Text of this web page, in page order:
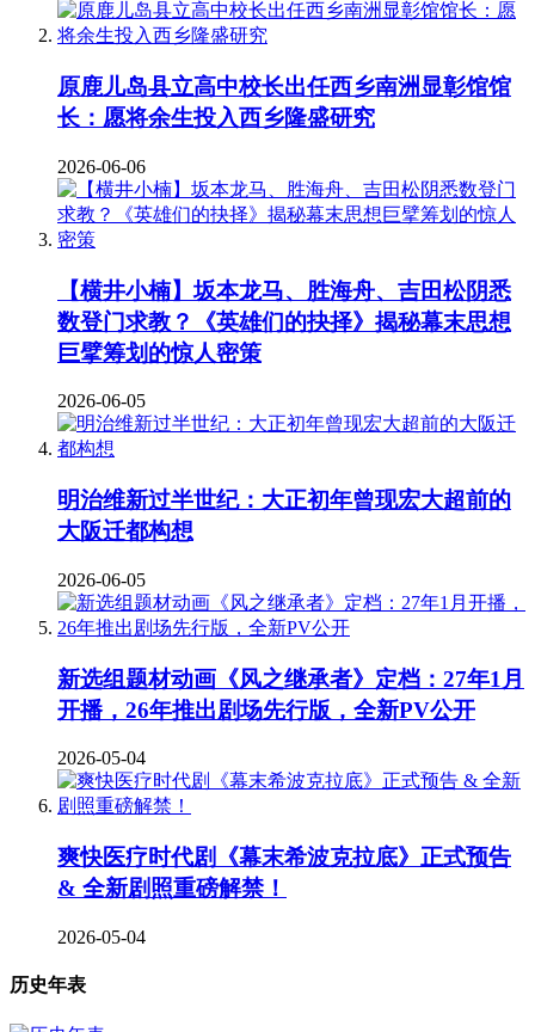
原鹿儿岛县立高中校长出任西乡南洲显彰馆馆
长：愿将余生投入西乡隆盛研究
2026-06-06
【横井小楠】坂本龙马、胜海舟、吉田松阴悉
数登门求教？《英雄们的抉择》揭秘幕末思想
巨擘筹划的惊人密策
2026-06-05
明治维新过半世纪：大正初年曾现宏大超前的
大阪迁都构想
2026-06-05
新选组题材动画《风之继承者》定档：27年1月
开播，26年推出剧场先行版，全新PV公开
2026-05-04
爽快医疗时代剧《幕末希波克拉底》正式预告
& 全新剧照重磅解禁！
2026-05-04
历史年表